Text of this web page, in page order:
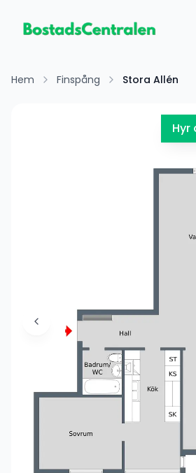
Hem Finspång Stora Allén
Hyr